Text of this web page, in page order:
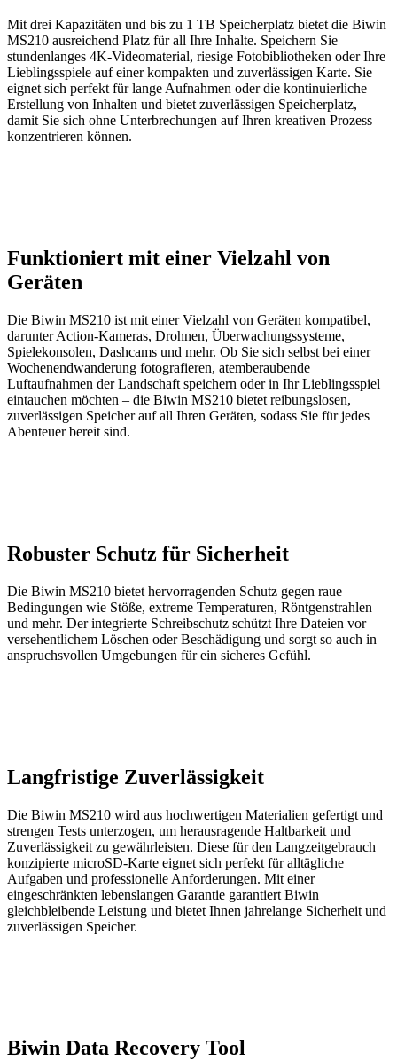
Mit drei Kapazitäten und bis zu 1 TB Speicherplatz bietet die Biwin
MS210 ausreichend Platz für all Ihre Inhalte. Speichern Sie
stundenlanges 4K-Videomaterial, riesige Fotobibliotheken oder Ihre
Lieblingsspiele auf einer kompakten und zuverlässigen Karte. Sie
eignet sich perfekt für lange Aufnahmen oder die kontinuierliche
Erstellung von Inhalten und bietet zuverlässigen Speicherplatz,
damit Sie sich ohne Unterbrechungen auf Ihren kreativen Prozess
konzentrieren können.
Funktioniert mit einer Vielzahl von
Geräten
Die Biwin MS210 ist mit einer Vielzahl von Geräten kompatibel,
darunter Action-Kameras, Drohnen, Überwachungssysteme,
Spielekonsolen, Dashcams und mehr. Ob Sie sich selbst bei einer
Wochenendwanderung fotografieren, atemberaubende
Luftaufnahmen der Landschaft speichern oder in Ihr Lieblingsspiel
eintauchen möchten – die Biwin MS210 bietet reibungslosen,
zuverlässigen Speicher auf all Ihren Geräten, sodass Sie für jedes
Abenteuer bereit sind.
Robuster Schutz für Sicherheit
Die Biwin MS210 bietet hervorragenden Schutz gegen raue
Bedingungen wie Stöße, extreme Temperaturen, Röntgenstrahlen
und mehr. Der integrierte Schreibschutz schützt Ihre Dateien vor
versehentlichem Löschen oder Beschädigung und sorgt so auch in
anspruchsvollen Umgebungen für ein sicheres Gefühl.
Langfristige Zuverlässigkeit
Die Biwin MS210 wird aus hochwertigen Materialien gefertigt und
strengen Tests unterzogen, um herausragende Haltbarkeit und
Zuverlässigkeit zu gewährleisten. Diese für den Langzeitgebrauch
konzipierte microSD-Karte eignet sich perfekt für alltägliche
Aufgaben und professionelle Anforderungen. Mit einer
eingeschränkten lebenslangen Garantie garantiert Biwin
gleichbleibende Leistung und bietet Ihnen jahrelange Sicherheit und
zuverlässigen Speicher.
Biwin Data Recovery Tool